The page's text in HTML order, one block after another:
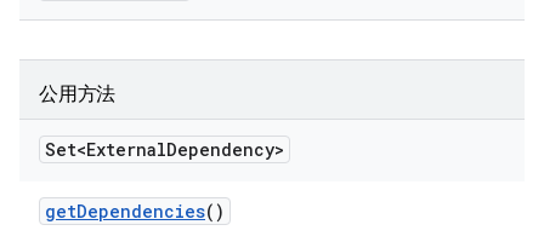
公用方法
Set<ExternalDependency>
getDependencies()